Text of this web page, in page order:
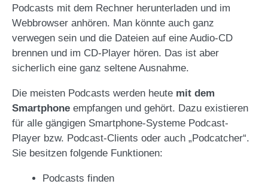
Podcasts mit dem Rechner herunterladen und im
Webbrowser anhören. Man könnte auch ganz
verwegen sein und die Dateien auf eine Audio-CD
brennen und im CD-Player hören. Das ist aber
sicherlich eine ganz seltene Ausnahme.
Die meisten Podcasts werden heute mit dem
Smartphone empfangen und gehört. Dazu existieren
für alle gängigen Smartphone-Systeme Podcast-
Player bzw. Podcast-Clients oder auch „Podcatcher“.
Sie besitzen folgende Funktionen:
Podcasts finden